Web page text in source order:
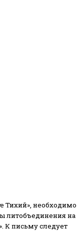
Тихий», необходимо
литобъединения на
К письму следует